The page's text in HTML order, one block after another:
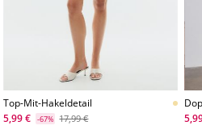
Top-Mit-Hakeldetail
5,99 €
-67% 17,99 €